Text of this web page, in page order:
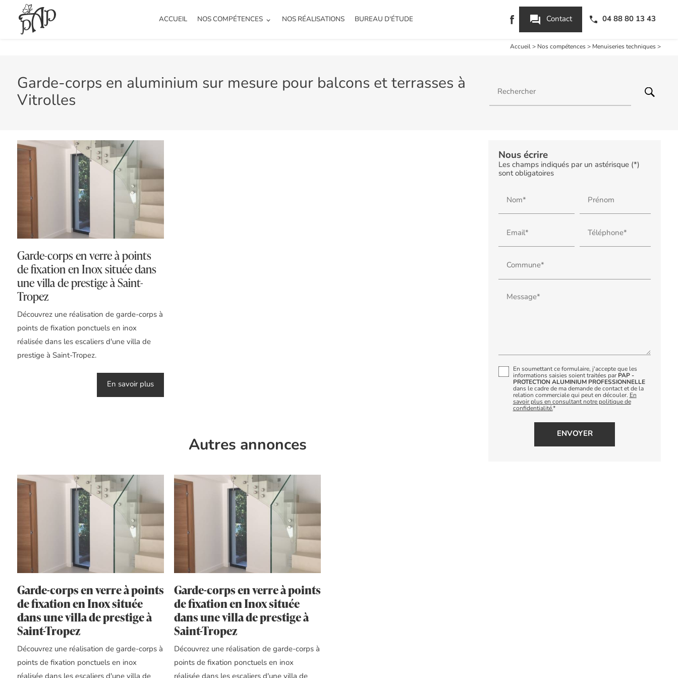
ACCUEIL NOS COMPÉTENCES NOS RÉALISATIONS BUREAU D'ÉTUDE question_answer Contact 04 88 80 13 43
Accueil > Nos compétences > Menuiseries techniques>
Garde-corps en aluminium sur mesure pour balcons et terrasses à
Vitrolles
Rechercher
Garde-corps en verre à points
de fixation en Inox située dans
une villa de prestige à Saint-
Tropez
Découvrez une réalisation de garde-corps à
points de fixation ponctuels en inox
réalisée dans les escaliers d'une villa de
prestige à Saint-Tropez.
En savoir plus
Autres annonces
Garde-corps en verre à points
de fixation en Inox située
dans une villa de prestige à
Saint-Tropez
Découvrez une réalisation de garde-corps à
points de fixation ponctuels en inox
Garde-corps en verre à points
de fixation en Inox située
dans une villa de prestige à
Saint-Tropez
Découvrez une réalisation de garde-corps à
points de fixation ponctuels en inox
Nous écrire
Les champs indiqués par un astérisque (*)
sont obligatoires
Nom* Prénom
Email* Téléphone*
Commune*
Message*
En soumettant ce formulaire, j'accepte que les
informations saisies soient traitées par PAP -
PROTECTION ALUMINIUM PROFESSIONNELLE
dans le cadre de ma demande de contact et de la
relation commerciale qui peut en découler. En
savoir plus en consultant notre politique de
confidentialité.*
Panneau de gestion des cookies